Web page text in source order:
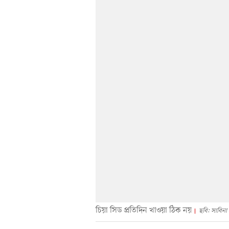
চিয়া সিড প্রতিদিন খাওয়া ঠিক নয় ছবি: